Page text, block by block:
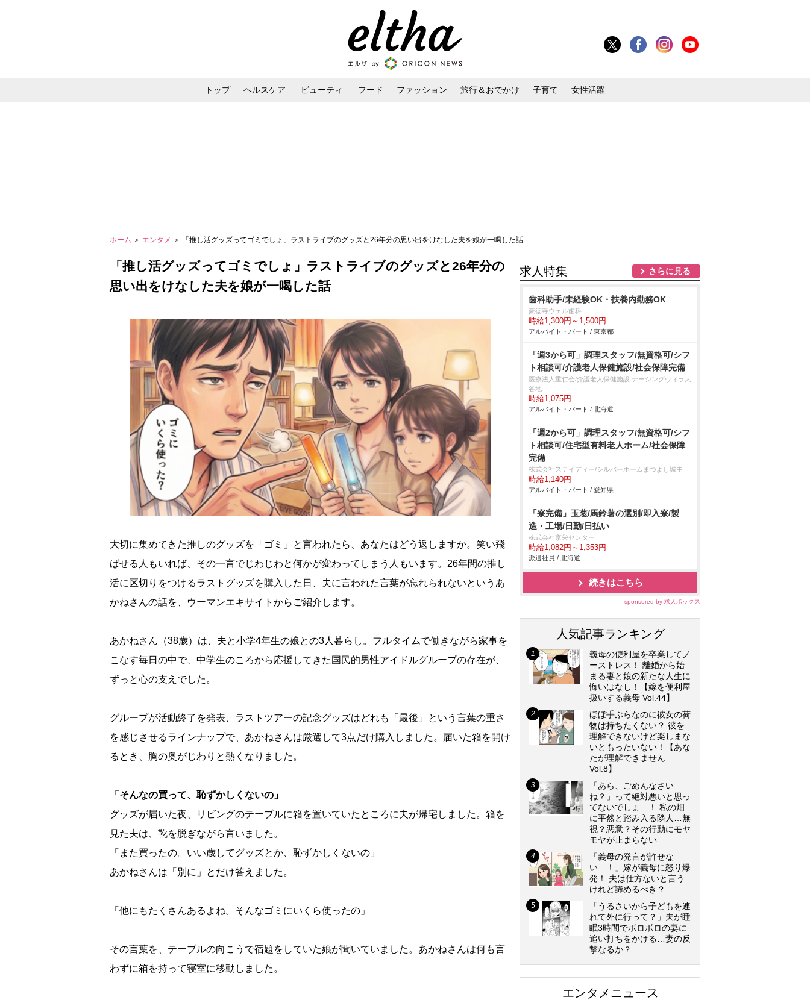
トップ ヘルスケア ビューティ フード ファッション 旅行＆おでかけ 子育て 女性活躍
ホーム ＞ エンタメ ＞ 「推し活グッズってゴミでしょ」ラストライブのグッズと26年分の思い出をけなした夫を娘が一喝した話
「推し活グッズってゴミでしょ」ラストライブのグッズと26年分の
思い出をけなした夫を娘が一喝した話
大切に集めてきた推しのグッズを「ゴミ」と言われたら、あなたはどう返しますか。笑い飛
ばせる人もいれば、その一言でじわじわと何かが変わってしまう人もいます。26年間の推し
活に区切りをつけるラストグッズを購入した日、夫に言われた言葉が忘れられないというあ
かねさんの話を、ウーマンエキサイトからご紹介します。
あかねさん（38歳）は、夫と小学4年生の娘との3人暮らし。フルタイムで働きながら家事を
こなす毎日の中で、中学生のころから応援してきた国民的男性アイドルグループの存在が、
ずっと心の支えでした。
グループが活動終了を発表、ラストツアーの記念グッズはどれも「最後」という言葉の重さ
を感じさせるラインナップで、あかねさんは厳選して3点だけ購入しました。届いた箱を開け
るとき、胸の奥がじわりと熱くなりました。
「そんなの買って、恥ずかしくないの」
グッズが届いた夜、リビングのテーブルに箱を置いていたところに夫が帰宅しました。箱を
見た夫は、靴を脱ぎながら言いました。
「また買ったの。いい歳してグッズとか、恥ずかしくないの」
あかねさんは「別に」とだけ答えました。
「他にもたくさんあるよね。そんなゴミにいくら使ったの」
その言葉を、テーブルの向こうで宿題をしていた娘が聞いていました。あかねさんは何も言
わずに箱を持って寝室に移動しました。
求人特集 さらに見る
歯科助手/未経験OK・扶養内勤務OK
豪徳寺ウェル歯科
時給1,300円～1,500円
アルバイト・パート / 東京都
「週3から可」調理スタッフ/無資格可/シフ
ト相談可/介護老人保健施設/社会保障完備
医療法人重仁会/介護老人保健施設 ナーシングヴィラ大
谷地
時給1,075円
アルバイト・パート / 北海道
「週2から可」調理スタッフ/無資格可/シフ
ト相談可/住宅型有料老人ホーム/社会保障
完備
株式会社ステイディー/シルバーホームまつよし城主
時給1,140円
アルバイト・パート / 愛知県
「寮完備」玉葱/馬鈴薯の選別/即入寮/製
造・工場/日勤/日払い
株式会社京栄センター
時給1,082円～1,353円
派遣社員 / 北海道
続きはこちら
sponsored by 求人ボックス
人気記事ランキング
義母の便利屋を卒業してノ
ーストレス！ 離婚から始
まる妻と娘の新たな人生に
悔いはなし！【嫁を便利屋
扱いする義母 Vol.44】
ほぼ手ぶらなのに彼女の荷
物は持ちたくない？ 彼を
理解できないけど楽しまな
いともったいない！【あな
たが理解できません
Vol.8】
「あら、ごめんなさい
ね？」って絶対悪いと思っ
てないでしょ…！ 私の畑
に平然と踏み入る隣人…無
視？悪意？その行動にモヤ
モヤが止まらない
「義母の発言が許せな
い…！」嫁が義母に怒り爆
発！ 夫は仕方ないと言う
けれど諦めるべき？
「うるさいから子どもを連
れて外に行って？」夫が睡
眠3時間でボロボロの妻に
追い打ちをかける…妻の反
撃なるか？
エンタメニュース